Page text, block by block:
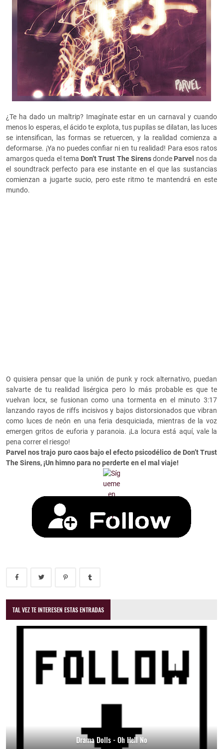
¿Te ha dado un maltrip? Imagínate estar en un carnaval y cuando
menos lo esperas, el ácido te explota, tus pupilas se dilatan, las luces
se intensifican, las formas se retuercen, y la realidad comienza a
deformarse. ¡Ya no puedes confiar ni en tu realidad! Para esos ratos
amargos queda el tema Don’t Trust The Sirensdonde Parvel nos da
el soundtrack perfecto para ese instante en el que las sustancias
comienzan a jugarte sucio, pero este ritmo te mantendrá en este
mundo.
O quisiera pensar que la unión de punk y rock alternativo, puedan
salvarte de tu realidad lisérgica pero lo más probable es que te
vuelvan locx, se fusionan como una tormenta en el minuto 3:17
lanzando rayos de riffs incisivos y bajos distorsionados que vibran
como luces de neón en una feria desquiciada, mientras de la voz
emergen gritos de euforia y paranoia. ¡La locura está aquí, vale la
pena correr el riesgo!
Parvel nos trajo puro caos bajo el efecto psicodélico de Don’t Trust
The Sirens, ¡Un himno para no perderte en el mal viaje!
TAL VEZ TE INTERESEN ESTAS ENTRADAS
Drama Dolls - Oh Hell No